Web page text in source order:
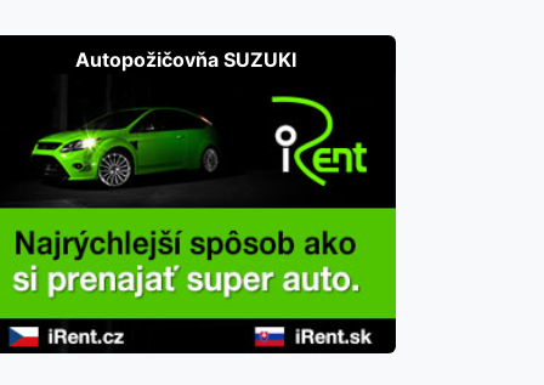
Autopožičovňa SUZUKI